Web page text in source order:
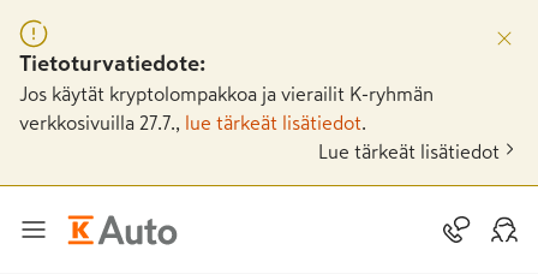
Tietoturvatiedote:
Jos käytät kryptolompakkoa ja vierailit K-ryhmän
verkkosivuilla 27.7.,
lue tärkeät lisätiedot
Lue tärkeät lisätiedot